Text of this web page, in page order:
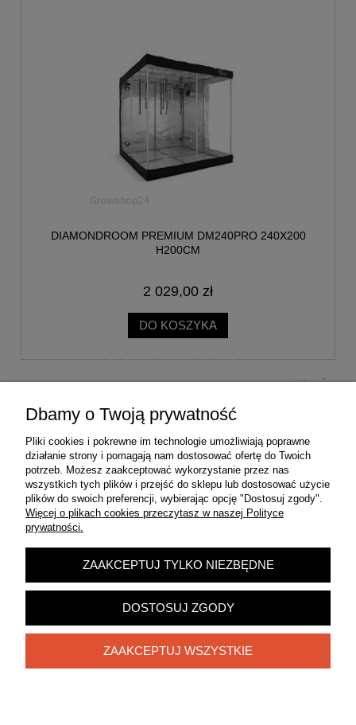
DIAMONDROOM PREMIUM DM240PRO 240X200
H200CM
2 029,00 zł
DO KOSZYKA
Pomoc
Moje konto
Zadzwoń do nas!572 313 145
Dbamy o Twoją prywatność
Pliki cookies i pokrewne im technologie umożliwiają poprawne
działanie strony i pomagają nam dostosować ofertę do Twoich
potrzeb. Możesz zaakceptować wykorzystanie przez nas
wszystkich tych plików i przejść do sklepu lub dostosować użycie
plików do swoich preferencji, wybierając opcję "Dostosuj zgody".
Więcej o plikach cookies przeczytasz w naszej Polityce
prywatności.
ZAAKCEPTUJ TYLKO NIEZBĘDNE
DOSTOSUJ ZGODY
ZAAKCEPTUJ WSZYSTKIE